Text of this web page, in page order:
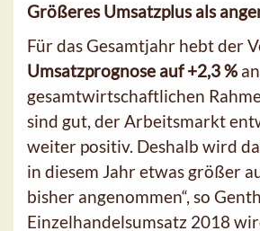
Größeres Umsatzplus als
Für das Gesamtjahr hebt der
Umsatzprognose auf +2,3 %
gesamtwirtschaftlichen
sind gut, der Arbeitsmarkt
weiter positiv. Deshalb wird
in diesem Jahr etwas größer
bisher angenommen“, so
Einzelhandelsumsatz 2018